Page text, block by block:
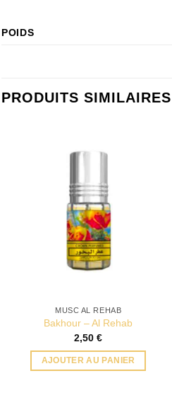
POIDS
PRODUITS SIMILAIRES
MUSC AL REHAB
Bakhour – Al Rehab
2,50€
AJOUTER AU PANIER